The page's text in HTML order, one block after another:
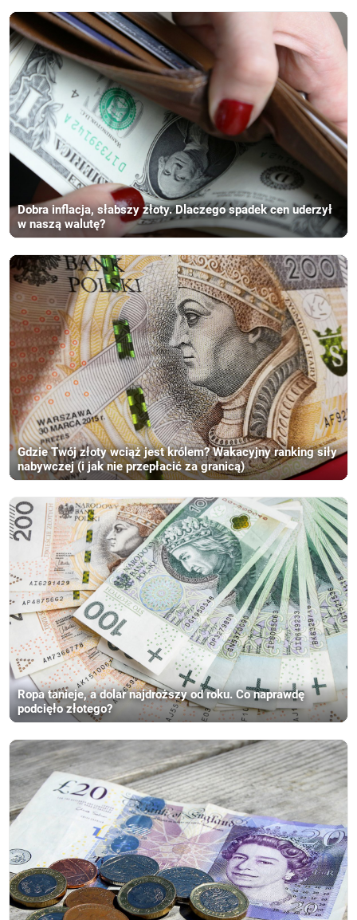
Dobra inflacja, słabszy złoty. Dlaczego spadek cen uderzył
w naszą walutę?
Gdzie Twój złoty wciąż jest królem? Wakacyjny ranking siły
nabywczej (i jak nie przepłacić za granicą)
Ropa tanieje, a dolar najdroższy od roku. Co naprawdę
podcięło złotego?